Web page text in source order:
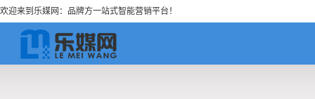
欢迎来到乐媒网：品牌方一站式智能营销平台！